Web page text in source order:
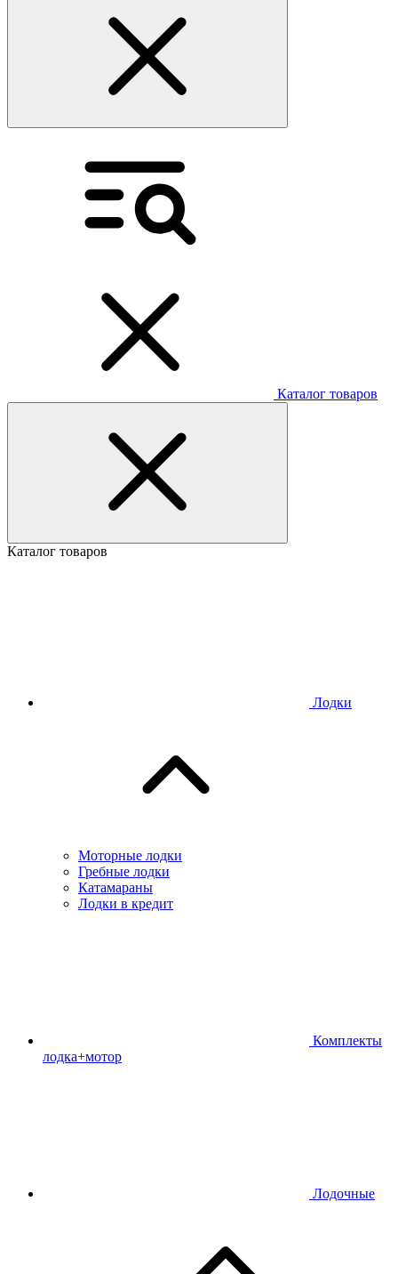
Каталог товаров
Каталог товаров
Лодки
Моторные лодки
Гребные лодки
Катамараны
Лодки в кредит
Комплекты
лодка+мотор
Лодочные